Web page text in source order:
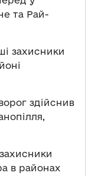
та Рай-
захисники
здійснив
в районах